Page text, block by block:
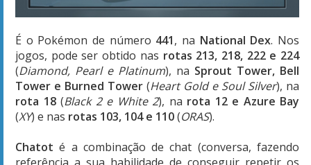
É o Pokémon de número 441, na National Dex. Nos
jogos, pode ser obtido nas rotas 213, 218, 222 e 224
(Diamond, Pearl e Platinum), na Sprout Tower, Bell
Tower e Burned Tower (Heart Gold e Soul Silver), na
rota 18(Black 2 e White 2), na rota 12 e Azure Bay
(XY) e nas rotas 103, 104 e 110(ORAS).
Chatoté a combinação de chat (conversa, fazendo
referência a sua habilidade de conseguir repetir os